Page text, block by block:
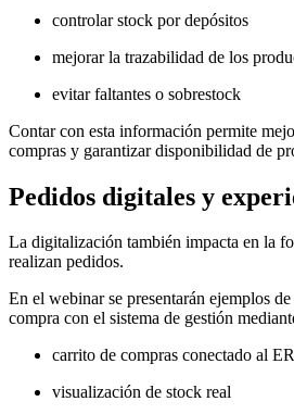
controlar stock por depósitos
mejorar la trazabilidad de los
evitar faltantes o sobrestock
Contar con esta información permite
compras y garantizar disponibilidad de
Pedidos digitales y
La digitalización también impacta en la
realizan pedidos.
En el webinar se presentarán ejemplos
compra con el sistema de gestión
carrito de compras conectado al
visualización de stock real